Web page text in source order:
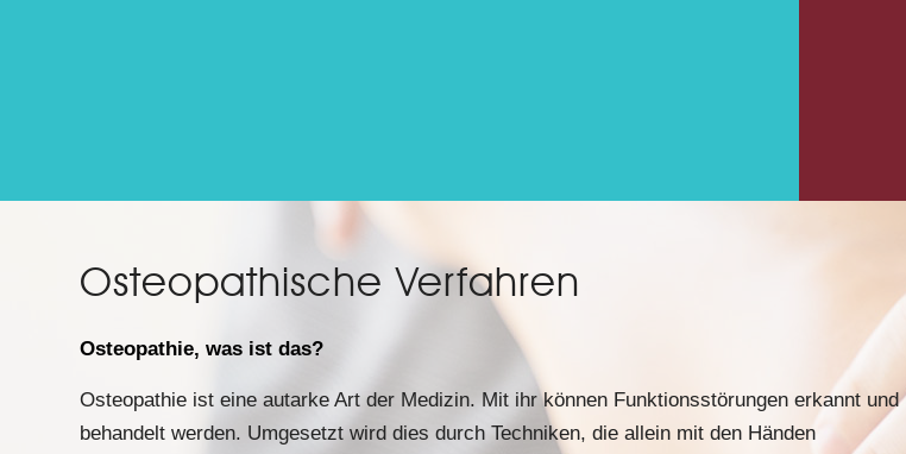
Osteopathische Verfahren
Osteopathie, was ist das?
Osteopathie ist eine autarke Art der Medizin. Mit ihr können Funktionsstörungen erkannt und
behandelt werden. Umgesetzt wird dies durch Techniken, die allein mit den Händen